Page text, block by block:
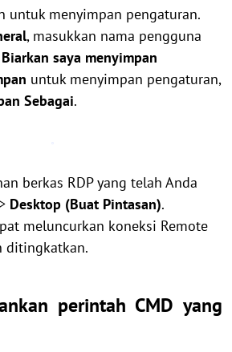
untuk menyimpan pengaturan.
, masukkan nama pengguna
Biarkan saya menyimpan
untuk menyimpan pengaturan,
Sebagai.
berkas RDP yang telah Anda
> Desktop (Buat Pintasan).
meluncurkan koneksi Remote
ditingkatkan.
perintah CMD yang